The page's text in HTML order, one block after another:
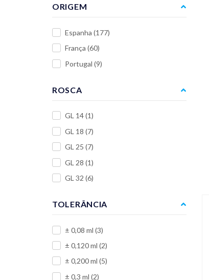
ORIGEM
Espanha (177)
França (60)
Portugal (9)
ROSCA
GL 14(1)
GL 18 (7)
GL 25 (7)
GL 28 (1)
GL 32 (6)
TOLERÂNCIA
± 0,08 ml (3)
± 0,120 ml (2)
± 0,200 ml (5)
± 0,3 ml (2)